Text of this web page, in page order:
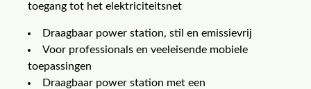
toegang tot het elektriciteitsnet
Draagbaar power station, stil en emissievrij
Voor professionals en veeleisende mobiele
toepassingen
Draagbaar power station met een